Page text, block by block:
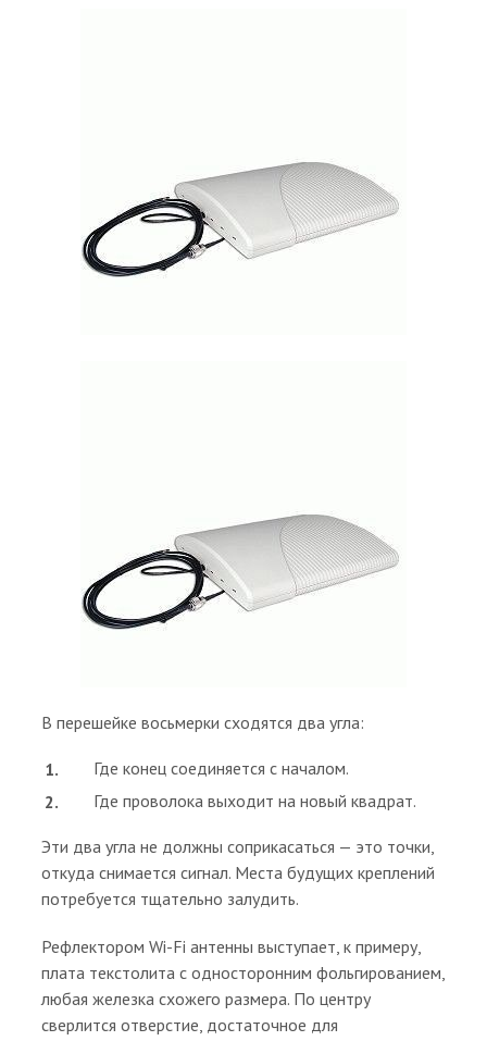
В перешейке восьмерки сходятся два угла:
Где конец соединяется с началом.
Где проволока выходит на новый квадрат.
Эти два угла не должны соприкасаться — это точки,
откуда снимается сигнал. Места будущих креплений
потребуется тщательно залудить.
Рефлектором Wi-Fi антенны выступает, к примеру,
плата текстолита с односторонним фольгированием,
любая железка схожего размера. По центру
сверлится отверстие, достаточное для